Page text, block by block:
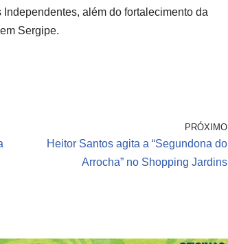
além do fortalecimento da
Sergipe.
PRÓXIMO
Heitor Santos agita a “Segundona do
Arrocha” no Shopping Jardins